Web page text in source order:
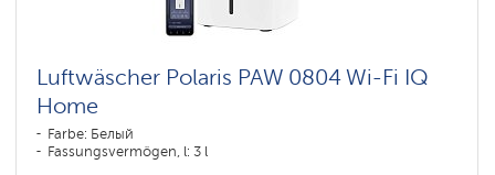
Luftwäscher Polaris PAW 0804 Wi-Fi IQ
Home
Farbe: Белый
Fassungsvermögen, l: 3 l